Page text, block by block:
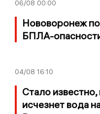
06/08 00:00
Нововоронеж
БПЛА-
04/08 16:10
Стало известно,
исчезнет вода